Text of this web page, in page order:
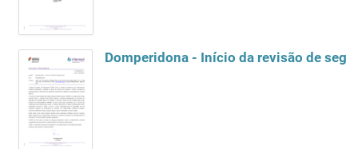
Domperidona - Início da revisão de